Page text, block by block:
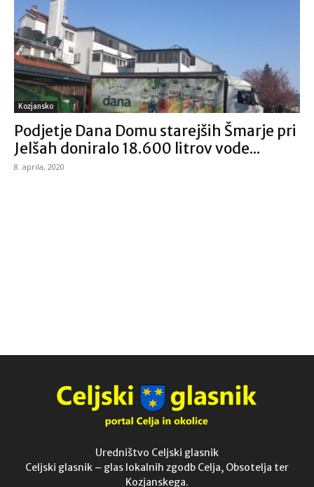
Kozjansko
Podjetje Dana Domu starejših Šmarje pri
Jelšah doniralo 18.600 litrov vode...
8. aprila, 2020
Uredništvo Celjski glasnik
Celjski glasnik – glas lokalnih zgodb Celja, Obsotelja ter
Kozjanskega.